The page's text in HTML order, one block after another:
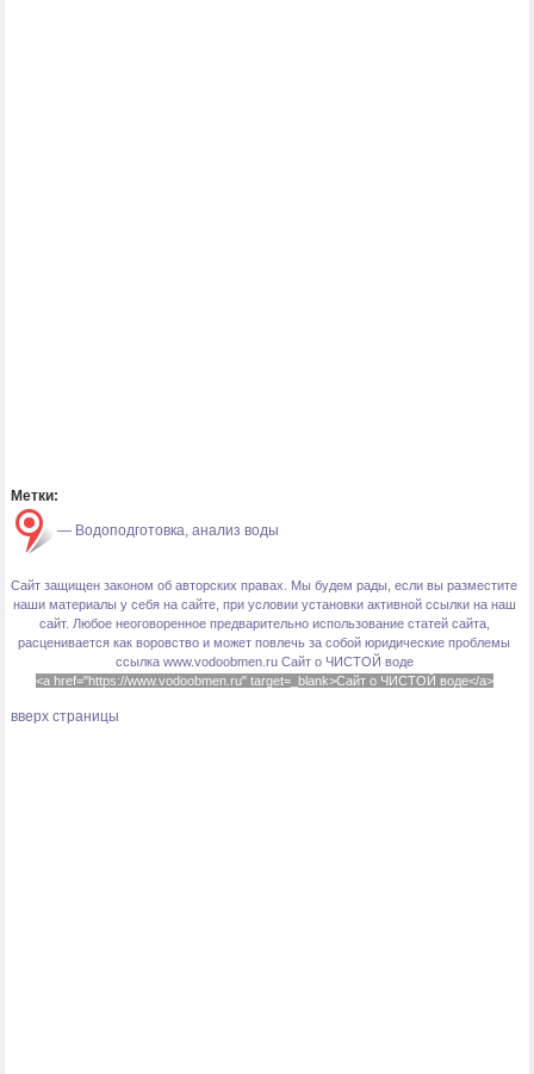
Метки:
— Водоподготовка, анализ воды
Сайт защищен законом об авторских правах. Мы будем рады, если вы разместите
наши материалы у себя на сайте, при условии установки активной ссылки на наш
сайт. Любое неоговоренное предварительно использование статей сайта,
расценивается как воровство и может повлечь за собой юридические проблемы
ссылка www.vodoobmen.ru Сайт о ЧИСТОЙ воде
<a href="https://www.vodoobmen.ru" target=_blank>Сайт о ЧИСТОЙ воде</a>
вверх страницы